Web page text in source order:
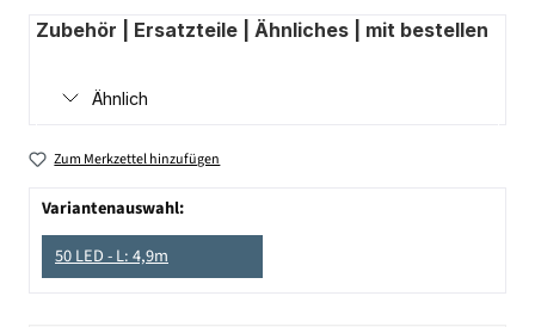
Zubehör | Ersatzteile | Ähnliches | mit bestellen
Ähnlich
Zum Merkzettel hinzufügen
Variantenauswahl:
50 LED - L: 4,9m